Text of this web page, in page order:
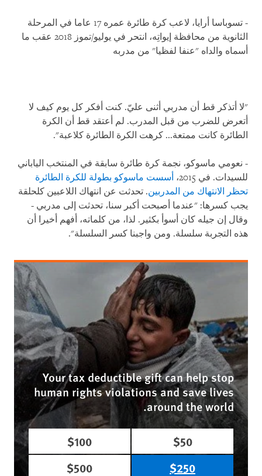
- تسوباسا أرايا، لاعب كرة طائرة عمره 17 عاما في المرحلة
الثانوية من محافظة إيواتِه، انتحر في يوليو/تموز 2018 عقب ما
أسماه والداه "عنفا لفظيا" من مدربه
"لا أتذكر قط أن مدربي أثنى عليّ. كنت أفكر كل يوم كيف لا
أتعرض للضرب من قبل المدرب. لم أعتقد قط أن الكرة
الطائرة كانت ممتعة... كرهت الكرة الطائرة كلاعبة".
- نعومي ماسوكو، نجمة كرة طائرة سابقة في المنتخب الياباني
للسيدات. في 2015،
أسست ماسوكو بطولة للكرة الطائرة
تحظر الانتهاك من المدربين. تحدثت عن انتهاك اللاعبين كلحلقة
يجب كسرها: "عندما أصبحت أكبر سنا، تحدثت إلى مدربي -
وقال إن جيله كان أسوأ بكثير. لذا، من كلماته، أفهم أخيرا أن
هذه التجربة سلسلة. ومن واجبنا كسر السلسلة".
Your tax deductible gift can help stop
human rights violations and save lives
around the world.
$50
$100
$250
$500